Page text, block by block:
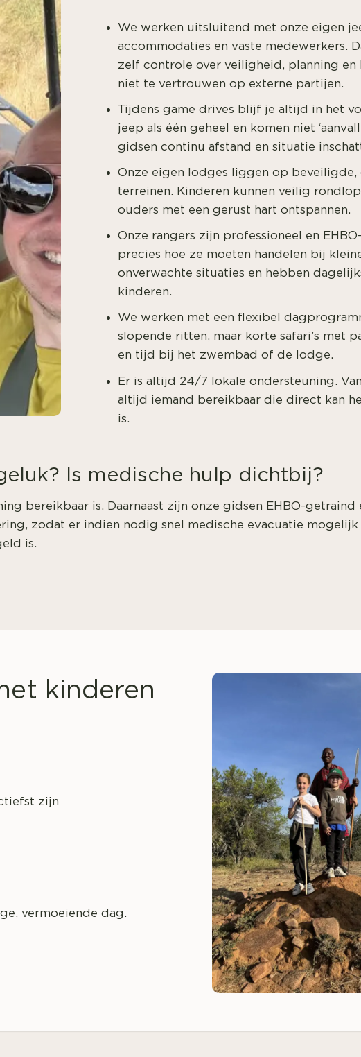
We werken uitsluitend met onze eigen
accommodaties en vaste medewerkers.
zelf controle over veiligheid, planning en
niet te vertrouwen op externe partijen.
Tijdens game drives blijf je altijd in het
jeep als één geheel en komen niet
gidsen continu afstand en situatie
Onze eigen lodges liggen op beveiligde,
terreinen. Kinderen kunnen veilig
ouders met een gerust hart ontspannen.
Onze rangers zijn professioneel en
precies hoe ze moeten handelen bij
onverwachte situaties en hebben
kinderen.
We werken met een flexibel
slopende ritten, maar korte safari’s met
en tijd bij het zwembad of de lodge.
Er is altijd 24/7 lokale ondersteuning.
altijd iemand bereikbaar die direct kan
is.
Is medische hulp dichtbij?
bereikbaar is. Daarnaast zijn onze gidsen EHBO-getraind
zodat er indien nodig snel medische evacuatie
is.
kinderen
zijn
vermoeiende dag.